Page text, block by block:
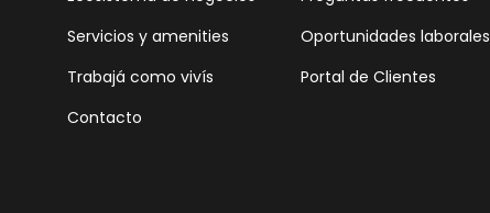
Servicios y amenities
Trabajá como vivís
Contacto
Oportunidades laborales
Portal de Clientes